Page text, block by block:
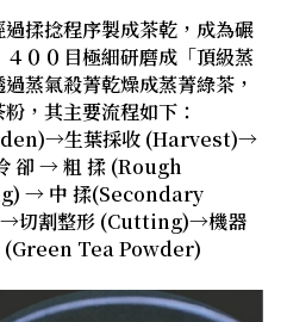
揉捻程序製成茶乾，成為碾
００目極細研磨成「頂級蒸
蒸氣殺菁乾燥成蒸菁綠茶，
，其主要流程如下：
生葉採收 (Harvest)→
卻 → 粗 揉 (Rough
→ 中 揉(Secondary
割整形 (Cutting)→機器
Tea Powder)